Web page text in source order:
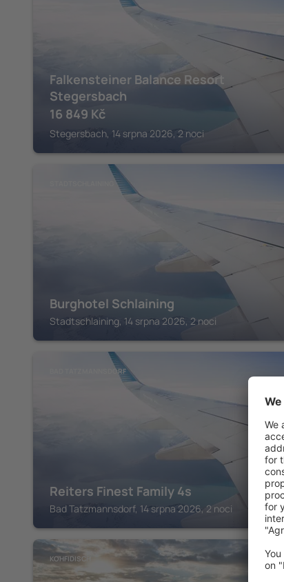
Falkensteiner Balance Resort
Stegersbach
16 849 Kč
Stegersbach, 14 srpna 2026, 2 noci
Burghotel Schlaining
Stadtschlaining, 14 srpna 2026, 2 noci
BAD TATZMANNSDORF
Reiters Finest Family 4s
Bad Tatzmannsdorf, 14 srpna 2026, 2 noci
KOHFIDISCH